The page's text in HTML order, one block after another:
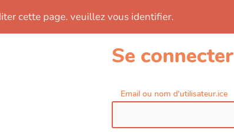
cette page. veuillez vous identifier.
Se connecter
Email ou nom d'utilisateur.ice